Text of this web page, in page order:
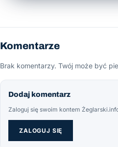
Komentarze
Brak komentarzy. Twój może być
Dodaj komentarz
Zaloguj się swoim kontem
ZALOGUJ SIĘ